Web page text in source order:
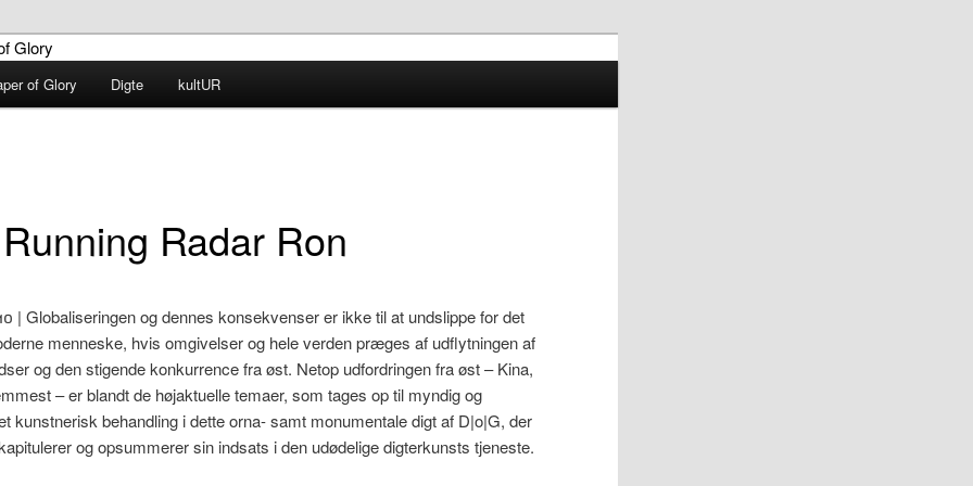
– Diaper of Glory
of Glory Digte kultUR
Radar Ron
| Globaliseringen og dennes konsekvenser er ikke til at undslippe for det
menneske, hvis omgivelser og hele verden præges af udflytningen af
og den stigende konkurrence fra øst. Netop udfordringen fra øst – Kina,
– er blandt de højaktuelle temaer, som tages op til myndig og
kunstnerisk behandling i dette orna- samt monumentale digt af D|o|G, der
og opsummerer sin indsats i den udødelige digterkunsts tjeneste.